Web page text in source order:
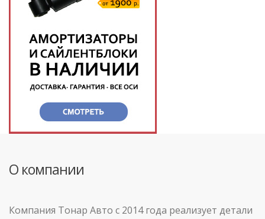
О компании
Компания Тонар Авто с 2014 года реализует детали